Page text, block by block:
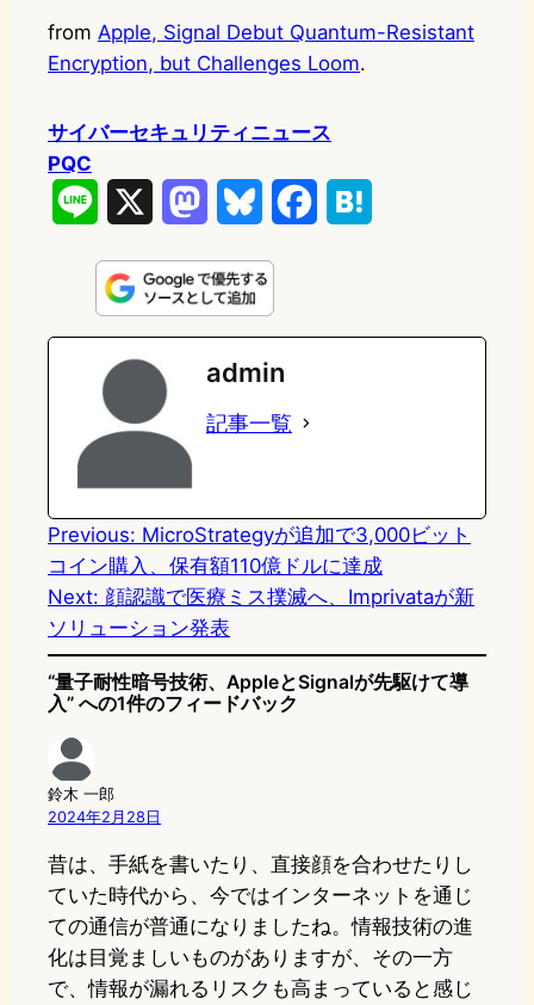
from Apple, Signal Debut Quantum-Resistant
Encryption, but Challenges Loom.
サイバーセキュリティニュース
PQC
n
e
s
t
o
d
n
u
e
s
k
e
k
e
admin
記事一覧
Previous: MicroStrategyが追加で3,000ビット
コイン購入、保有額110億ドルに達成
Next: 顔認識で医療ミス撲滅へ、Imprivataが新
ソリューション発表
“量子耐性暗号技術、AppleとSignalが先駆けて導
入” への1件のフィードバック
鈴木 一郎
2024年2月28日
昔は、手紙を書いたり、直接顔を合わせたりし
ていた時代から、今ではインターネットを通じ
ての通信が普通になりましたね。情報技術の進
化は目覚ましいものがありますが、その一方
で、情報が漏れるリスクも高まっていると感じ